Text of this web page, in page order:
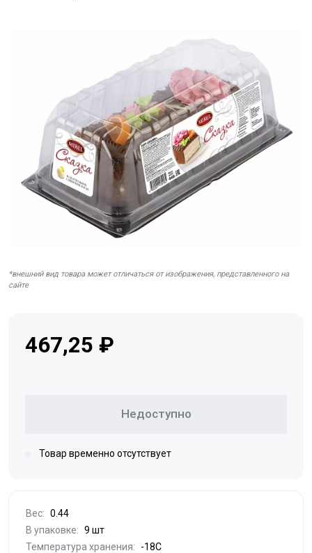
*внешний вид товара может отличаться от изображения, представленного на
сайте
467,25 ₽
Недоступно
Товар временно отсутствует
Вес: 0.44
В упаковке: 9 шт
Температура хранения:
-18С